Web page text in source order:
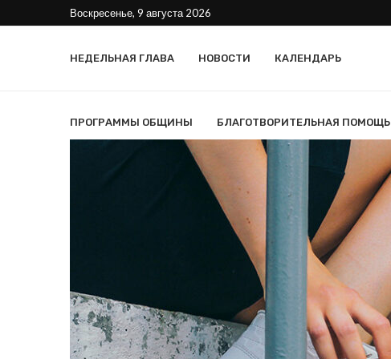
Воскресенье, 9 августа 2026
НЕДЕЛЬНАЯ ГЛАВА НОВОСТИ КАЛЕНДАРЬ
ПРОГРАММЫ ОБЩИНЫ БЛАГОТВОРИТЕЛЬНАЯ ПОМОЩЬ